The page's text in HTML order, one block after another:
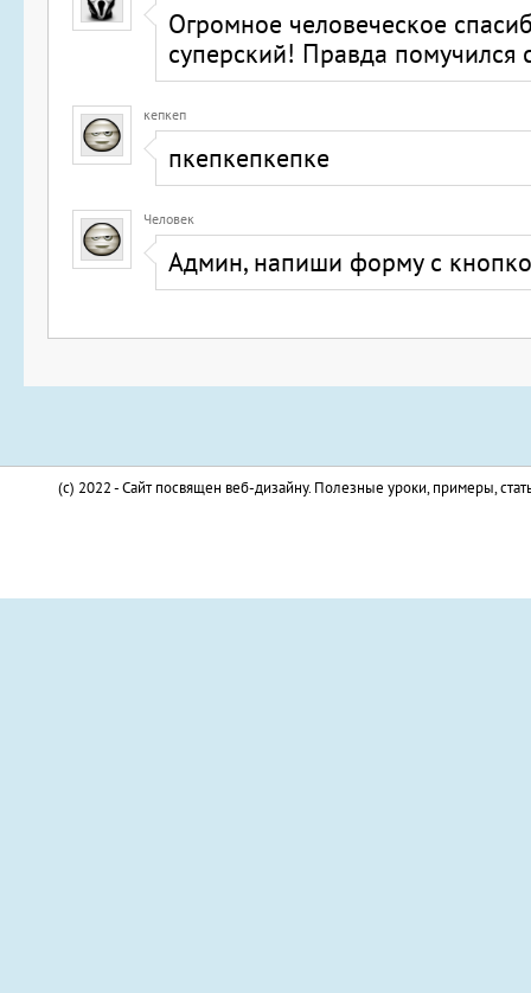
Огромное человеческое
суперский! Правда помучился
кепкеп
пкепкепкепке
Человек
Админ, напиши форму с
(c) 2022 - Сайт посвящен веб-дизайну. Полезные уроки, примеры,